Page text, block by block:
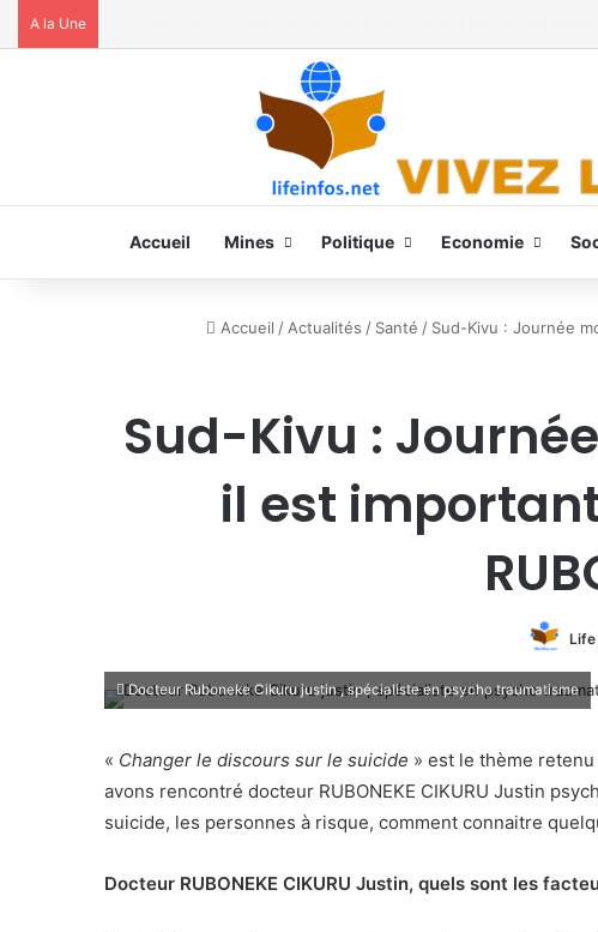
A la Une
Accueil Mines Politique Economie
Accueil / Actualités / Santé / Sud-Kivu : Journée
Sud-Kivu :
il est
Life
Docteur Ruboneke Cikuru justin , spécialiste en psycho traumatisme
« Changer le discours sur le suicide » est le thème
avons rencontré docteur RUBONEKE CIKURU Justin
suicide, les personnes à risque, comment connaitre
Docteur RUBONEKE CIKURU Justin, quels sont les